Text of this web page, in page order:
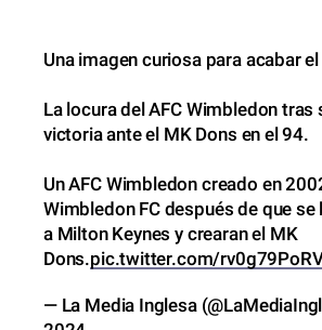
Una imagen curiosa para acabar
La locura del AFC Wimbledon tras
victoria ante el MK Dons en el 94.
Un AFC Wimbledon creado en
Wimbledon FC después de que se
a Milton Keynes y crearan el MK
Dons.pic.twitter.com/
— La Media Inglesa